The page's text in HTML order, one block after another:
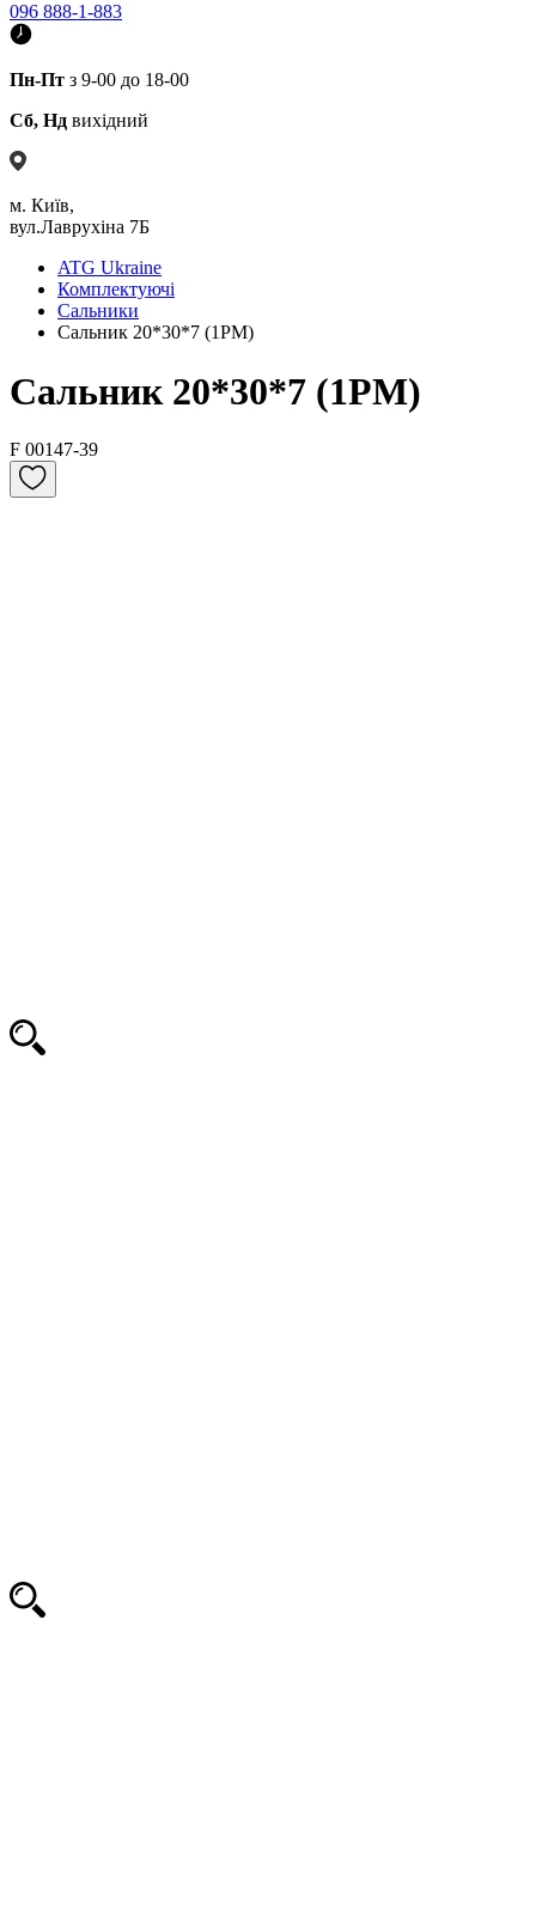
096 888-1-883
Пн-Пт з 9-00 до 18-00
Сб, Нд вихідний
м. Київ,
вул.Лаврухіна 7Б
ATG Ukraine
Комплектуючі
Сальники
Сальник 20*30*7 (1PM)
Сальник 20*30*7 (1PM)
F 00147-39